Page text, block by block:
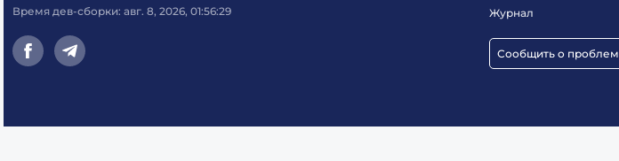
Время дев-сборки: авг. 8, 2026, 01:56:29
Журнал
Сообщить о